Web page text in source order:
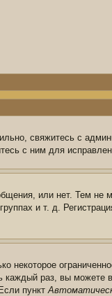
свяжитесь с
с ним для
или нет. Тем не
и т. д.
некоторое
каждый раз, вы можете
пункт